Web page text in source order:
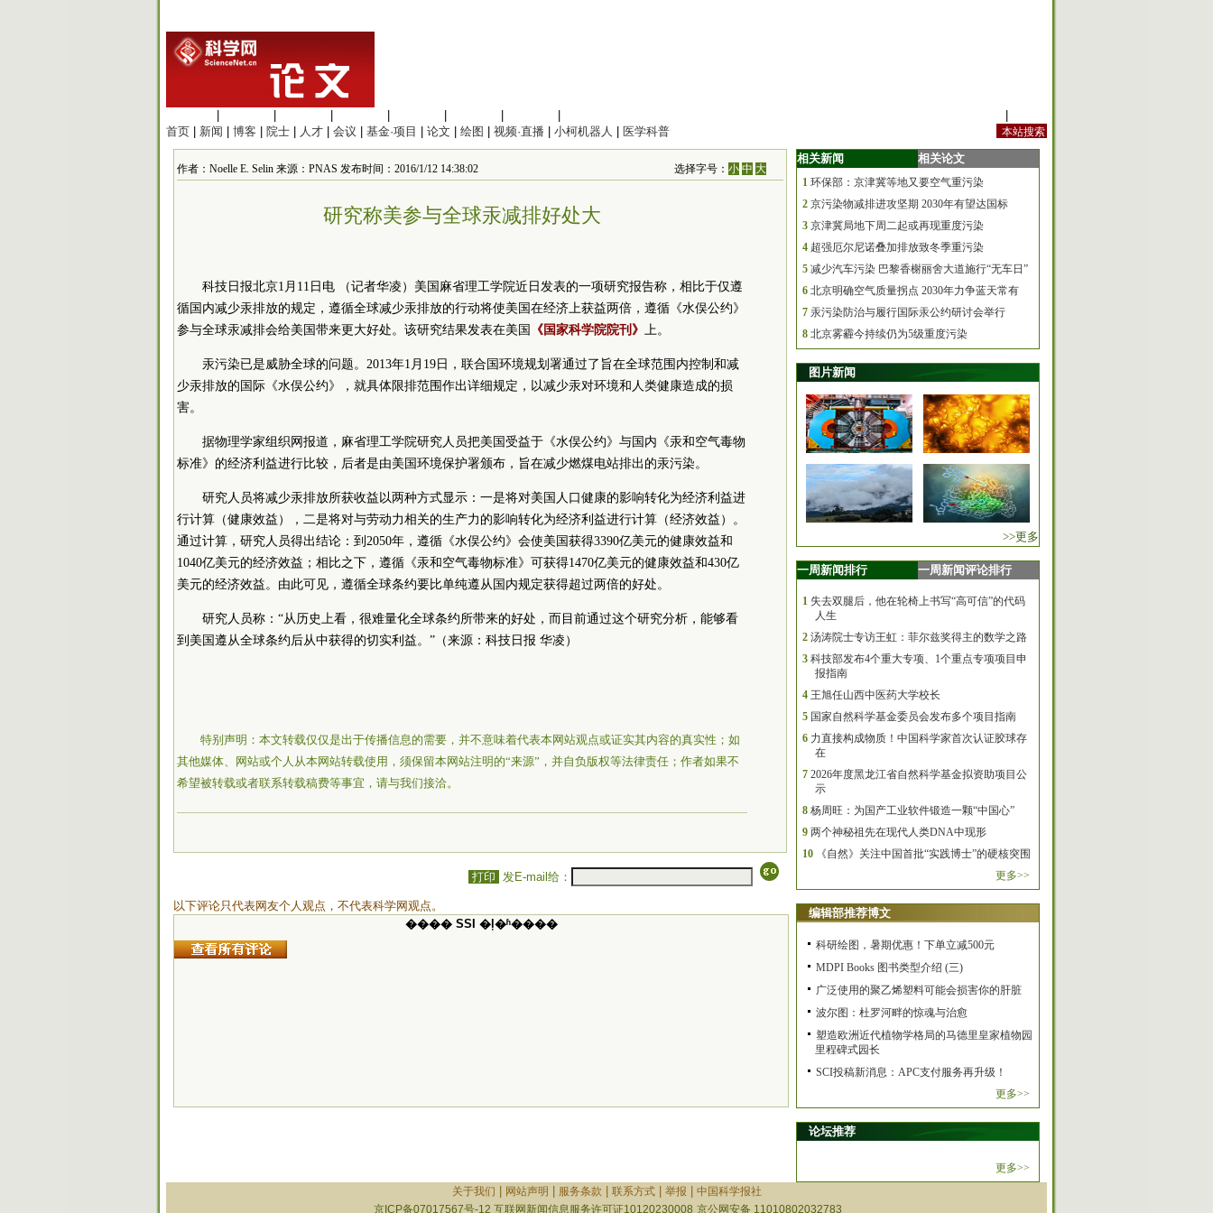
首页
新闻 博客 院士 人才 会议 基金·项目 论文 绘图 视频·直播 小柯机器人 医学科普
作者：Noelle E. Selin 来源：PNAS 发布时间：2016/1/12 14:38:02 选择字号：小 中 大
研究称美参与全球汞减排好处大
科技日报北京1月11日电 （记者华凌）美国麻省理工学院近日发表的一项研究报告称，相比于仅遵
循国内减少汞排放的规定，遵循全球减少汞排放的行动将使美国在经济上获益两倍，遵循《水俣公约》
参与全球汞减排会给美国带来更大好处。该研究结果发表在美国
《国家科学院院刊》 上。
汞污染已是威胁全球的问题。2013年1月19日，联合国环境规划署通过了旨在全球范围内控制和减
少汞排放的国际《水俣公约》，就具体限排范围作出详细规定，以减少汞对环境和人类健康造成的损
害。
据物理学家组织网报道，麻省理工学院研究人员把美国受益于《水俣公约》与国内《汞和空气毒物
标准》的经济利益进行比较，后者是由美国环境保护署颁布，旨在减少燃煤电站排出的汞污染。
研究人员将减少汞排放所获收益以两种方式显示：一是将对美国人口健康的影响转化为经济利益进
行计算（健康效益），二是将对与劳动力相关的生产力的影响转化为经济利益进行计算（经济效益）。
通过计算，研究人员得出结论：到2050年，遵循《水俣公约》会使美国获得3390亿美元的健康效益和
1040亿美元的经济效益；相比之下，遵循《汞和空气毒物标准》可获得1470亿美元的健康效益和430亿
美元的经济效益。由此可见，遵循全球条约要比单纯遵从国内规定获得超过两倍的好处。
研究人员称：“从历史上看，很难量化全球条约所带来的好处，而目前通过这个研究分析，能够看
到美国遵从全球条约后从中获得的切实利益。”（来源：科技日报 华凌）
特别声明：本文转载仅仅是出于传播信息的需要，并不意味着代表本网站观点或证实其内容的真实性；如
其他媒体、网站或个人从本网站转载使用，须保留本网站注明的“来源”，并自负版权等法律责任；作者如果不
希望被转载或者联系转载稿费等事宜，请与我们接洽。
打印 发E-mail给：
以下评论只代表网友个人观点，不代表科学网观点。
���� SSI �ļ�ʱ����
相关新闻 相关论文
1 环保部：京津冀等地又要空气重污染
2 京污染物减排进攻坚期 2030年有望达国标
3 京津冀局地下周二起或再现重度污染
4 超强厄尔尼诺叠加排放致冬季重污染
5 减少汽车污染 巴黎香榭丽舍大道施行“无车日”
6 北京明确空气质量拐点 2030年力争蓝天常有
7 汞污染防治与履行国际汞公约研讨会举行
8 北京雾霾今持续仍为5级重度污染
图片新闻
>>更多
一周新闻排行 一周新闻评论排行
1 失去双腿后，他在轮椅上书写“高可信”的代码
人生
2 汤涛院士专访王虹：菲尔兹奖得主的数学之路
3 科技部发布4个重大专项、1个重点专项项目申
报指南
4 王旭任山西中医药大学校长
5 国家自然科学基金委员会发布多个项目指南
6 力直接构成物质！中国科学家首次认证胶球存
在
7 2026年度黑龙江省自然科学基金拟资助项目公
示
8 杨周旺：为国产工业软件锻造一颗“中国心”
9 两个神秘祖先在现代人类DNA中现形
10
《自然》关注中国首批“实践博士”的硬核突围
更多>>
编辑部推荐博文
科研绘图，暑期优惠！下单立减500元
MDPI Books 图书类型介绍 (三)
广泛使用的聚乙烯塑料可能会损害你的肝脏
波尔图：杜罗河畔的惊魂与治愈
塑造欧洲近代植物学格局的马德里皇家植物园
里程碑式园长
SCI投稿新消息：APC支付服务再升级！
更多>>
论坛推荐
更多>>
关于我们
网站声明 服务条款 联系方式| 举报
中国科学报社
京ICP备07017567号-12 互联网新闻信息服务许可证10120230008 京公网安备 11010802032783